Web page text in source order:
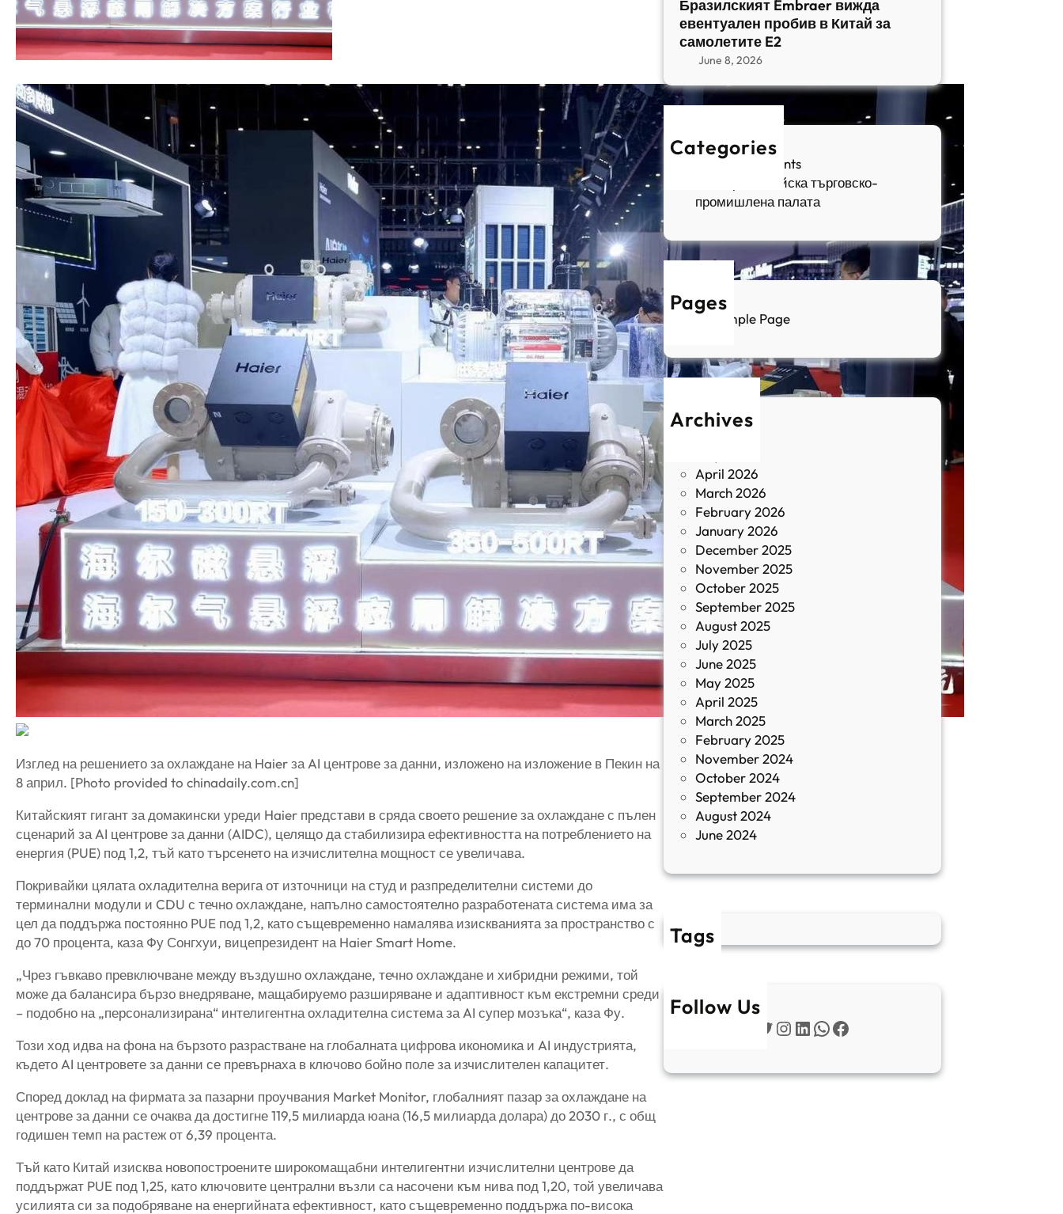
Изглед на решението за охлаждане на Haier за AI центрове за данни, изложено на изложение в Пекин на
8 април. [Photo provided to chinadaily.com.cn]
Китайският гигант за домакински уреди Haier представи в сряда своето решение за охлаждане с пълен
сценарий за AI центрове за данни (AIDC), целящо да стабилизира ефективността на потреблението на
енергия (PUE) под 1,2, тъй като търсенето на изчислителна мощност се увеличава.
Покривайки цялата охладителна верига от източници на студ и разпределителни системи до
терминални модули и CDU с течно охлаждане, напълно самостоятелно разработената система има за
цел да поддържа постоянно PUE под 1,2, като същевременно намалява изискванията за пространство с
до 70 процента, каза Фу Сонгхуи, вицепрезидент на Haier Smart Home.
„Чрез гъвкаво превключване между въздушно охлаждане, течно охлаждане и хибридни режими, той
може да балансира бързо внедряване, мащабируемо разширяване и адаптивност към екстремни среди
– подобно на „персонализирана“ интелигентна охладителна система за AI супер мозъка“, каза Фу.
Този ход идва на фона на бързото разрастване на глобалната цифрова икономика и AI индустрията,
където AI центровете за данни се превърнаха в ключово бойно поле за изчислителен капацитет.
Според доклад на фирмата за пазарни проучвания Market Monitor, глобалният пазар за охлаждане на
центрове за данни се очаква да достигне 119,5 милиарда юана (16,5 милиарда долара) до 2030 г., с общ
годишен темп на растеж от 6,39 процента.
Тъй като Китай изисква новопостроените широкомащабни интелигентни изчислителни центрове да
поддържат PUE под 1,25, като ключовите централни възли са насочени към нива под 1,20, той увеличава
усилията си за подобряване на енергийната ефективност, като същевременно поддържа по-висока
Бразилският Embraer вижда
евентуален пробив в Китай за
самолетите E2
June 8, 2026
Categories
Sofia Apartments
Българо-китайска търговско-
промишлена палата
Pages
Sample Page
Archives
April 2026
March 2026
February 2026
January 2026
December 2025
November 2025
October 2025
September 2025
August 2025
July 2025
June 2025
May 2025
April 2025
March 2025
February 2025
November 2024
October 2024
September 2024
August 2024
June 2024
Tags
Follow Us
Instagram LinkedIn WhatsApp Facebook